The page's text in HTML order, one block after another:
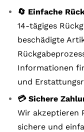
🔄 Einfache
14-tägiges
beschädigte
Informationen
und
💳 Sichere
Wir akzeptieren
sichere und